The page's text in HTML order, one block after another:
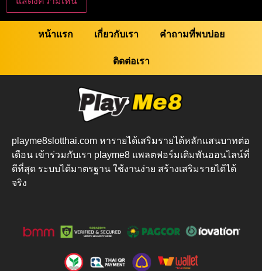
หน้าแรก เกี่ยวกับเรา คำถามที่พบบ่อย
ติดต่อเรา
playme8slotthai.com หารายได้เสริมรายได้หลักแสนบาทต่อ
เดือน เข้าร่วมกับเรา playme8 แพลตฟอร์มเดิมพันออนไลน์ที่
ดีที่สุด ระบบได้มาตรฐาน ใช้งานง่าย สร้างเสริมรายได้ได้
จริง